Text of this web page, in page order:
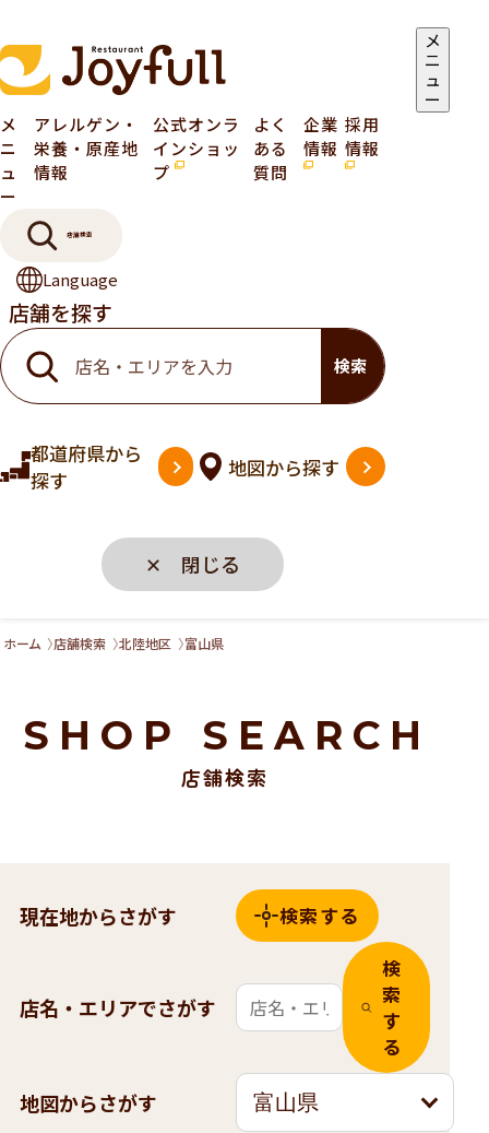
メ
ニ
ュ
ー
メ
ニ
ュ
ー
アレルゲン・
栄養・原産地
情報
公式オンラ
インショッ
プ
よく
ある
質問
企業
情報
採用
情報
店舗検索
Language
店舗を探す
検索
都道府県から
探す
地図から探す
✕ 閉じる
ホーム 店舗検索 北陸地区 富山県
SHOP SEARCH
店舗検索
現在地からさがす 検索する
店名・エリアでさがす
検
索
す
る
地図からさがす 富山県